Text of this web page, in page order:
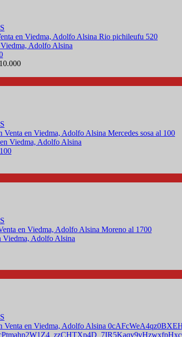
Viedma, Adolfo Alsina
Viedma, Adolfo Alsina
Viedma, Adolfo Alsina